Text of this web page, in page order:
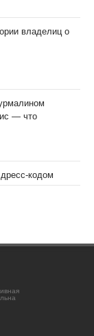
владелиц о
— что
кодом